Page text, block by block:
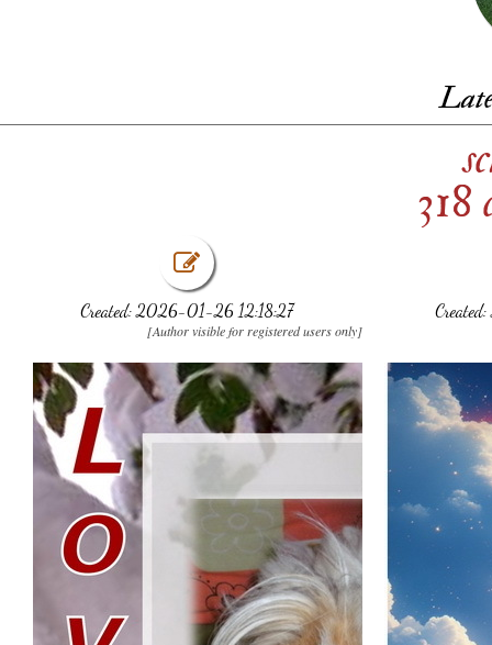
318
Created: 2026-01-26 12:18:27
[Author visible for registered users only]